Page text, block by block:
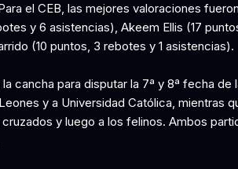
el CEB, las mejores valoraciones
y 6 asistencias), Akeem Ellis (17
(10 puntos, 3 rebotes y 1 asistencias).
cancha para disputar la 7ª y 8ª fecha de
y a Universidad Católica, mientras
y luego a los felinos. Ambos